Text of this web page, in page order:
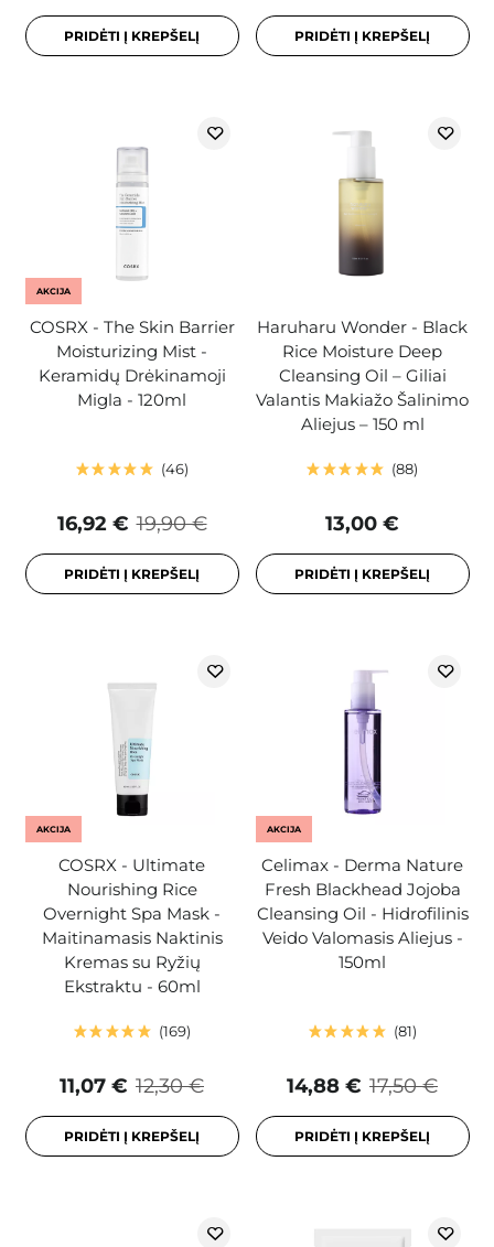
PRIDĖTI Į KREPŠELĮ PRIDĖTI Į KREPŠELĮ
AKCIJA
COSRX - The Skin Barrier
Moisturizing Mist -
Keramidų Drėkinamoji
Migla - 120ml
46
19,90 €
16,92 €
PRIDĖTI Į KREPŠELĮ
Haruharu Wonder - Black
Rice Moisture Deep
Cleansing Oil – Giliai
Valantis Makiažo Šalinimo
Aliejus – 150 ml
88
13,00 €
PRIDĖTI Į KREPŠELĮ
AKCIJA
COSRX - Ultimate
Nourishing Rice
Overnight Spa Mask -
Maitinamasis Naktinis
Kremas su Ryžių
Ekstraktu - 60ml
169
12,30 €
11,07 €
PRIDĖTI Į KREPŠELĮ
AKCIJA
Celimax - Derma Nature
Fresh Blackhead Jojoba
Cleansing Oil - Hidrofilinis
Veido Valomasis Aliejus -
150ml
81
17,50 €
14,88 €
PRIDĖTI Į KREPŠELĮ